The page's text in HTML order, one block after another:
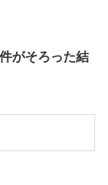
がそろった結